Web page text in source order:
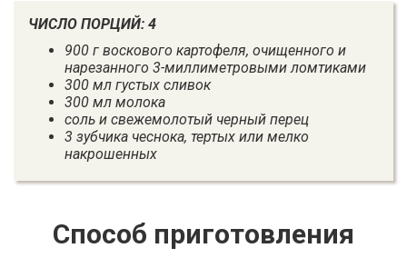
ЧИСЛО ПОРЦИЙ: 4
900 г воскового картофеля, очищенного и
нарезанного 3-миллиметровыми ломтиками
300 мл густых сливок
300 мл молока
соль и свежемолотый черный перец
3 зубчика чеснока, тертых или мелко
накрошенных
Способ приготовления